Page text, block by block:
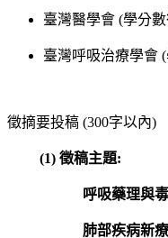
臺灣醫學會 (學分
臺灣呼吸治療學會
徵摘要投稿 (300字以內)
(1) 徵稿主題:
呼吸藥理與毒理(
肺部疾病新療法(